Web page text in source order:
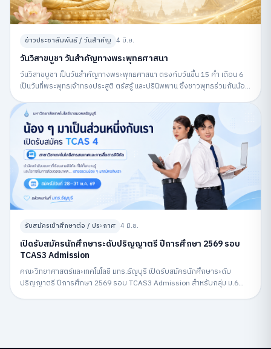
ข่าวประชาสัมพันธ์ / วันสำคัญ 4 มิ.ย.
วันวิสาขบูชา วันสำคัญทางพระพุทธศาสนา
วันวิสาขบูชา เป็นวันสำคัญทางพระพุทธศาสนา ตรงกับวันขึ้น 15 ค่ำ เดือน 6
เป็นวันที่พระพุทธเจ้าทรงประสูติ ตรัสรู้ และปรินิพพาน ซึ่งชาวพุทธร่วมกันน้อม
รับสมัครเข้าศึกษาต่อ / ประกาศ 4 มิ.ย.
เปิดรับสมัครนักศึกษาระดับปริญญาตรี ปีการศึกษา 2569 รอบ
TCAS3 Admission
คณะวิทยาศาสตร์และเทคโนโลยี มทร.ธัญบุรี เปิดรับสมัครนักศึกษาระดับ
ปริญญาตรี ปีการศึกษา 2569 รอบ TCAS3 Admission สำหรับกลุ่ม ม.6